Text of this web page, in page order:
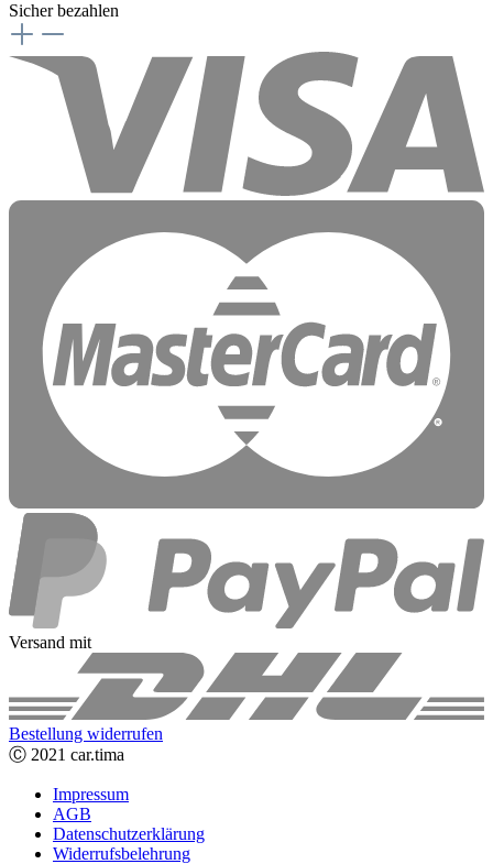
Sicher bezahlen
Versand mit
Bestellung widerrufen
Ⓒ 2021 car.tima
Impressum
AGB
Datenschutzerklärung
Widerrufsbelehrung